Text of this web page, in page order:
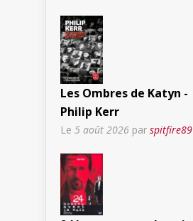
Les Ombres de Katyn -
Philip Kerr
Le 5 août 2026 par spitfire89